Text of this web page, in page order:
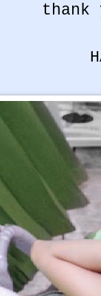
thank